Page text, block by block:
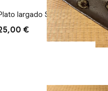
largado Sumí
€